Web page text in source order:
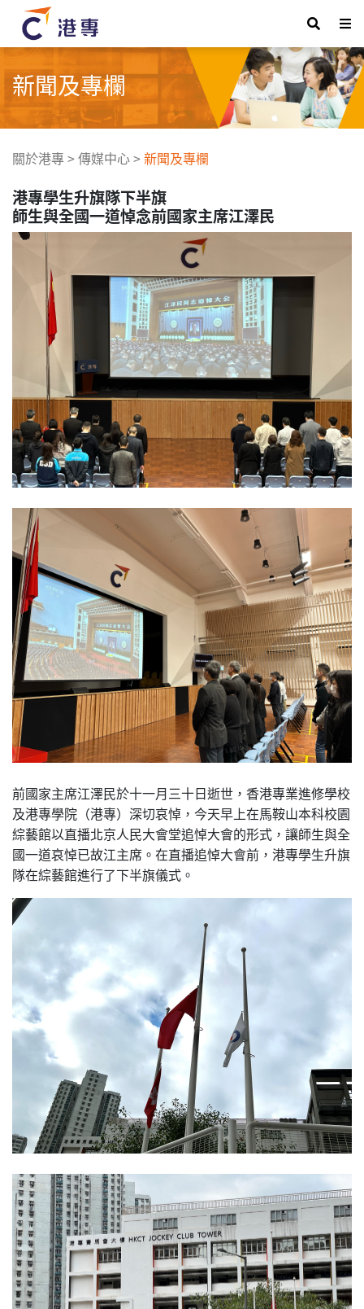
新聞及專欄
關於港專>傳媒中心>新聞及專欄
港專學生升旗隊下半旗
師生與全國一道悼念前國家主席江澤民
前國家主席江澤民於十一月三十日逝世，香港專業進修學校
及港專學院（港專）深切哀悼，今天早上在馬鞍山本科校園
綜藝館以直播北京人民大會堂追悼大會的形式，讓師生與全
國一道哀悼已故江主席。在直播追悼大會前，港專學生升旗
隊在綜藝館進行了下半旗儀式。